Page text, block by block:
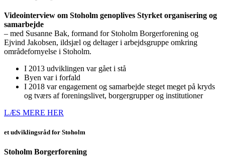
Videointerview om Stoholm genoplives Styrket organisering og
samarbejde
– med Susanne Bak, formand for Stoholm Borgerforening og
Ejvind Jakobsen, ildsjæl og deltager i arbejdsgruppe omkring
områdefornyelse i Stoholm.
I 2013 udviklingen var gået i stå
Byen var i forfald
I 2018 var engagement og samarbejde steget meget på kryds
og tværs af foreningslivet, borgergrupper og institutioner
LÆS MERE HER
et udviklingsråd for Stoholm
Stoholm Borgerforening